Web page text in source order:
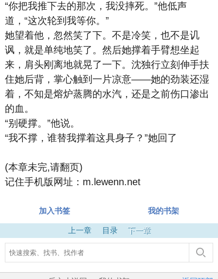
“你把我推下去的那次，我没摔死。”他低声
道，“这次轮到我等你。”
她望着他，忽然笑了下。不是冷笑，也不是讥
讽，就是单纯地笑了。然后她撑着手臂想坐起
来，肩头刚离地就晃了一下。沈独行立刻伸手扶
住她后背，掌心触到一片凉意——她的劲装还湿
着，不知是熔炉蒸腾的水汽，还是之前伤口渗出
的血。
“别硬撑。”他说。
“我不撑，谁替我撑着这具身子？”她回了
(本章未完,请翻页)
记住手机版网址：m.lewenn.net
加入书签 我的书架
上一章 目录 下一章